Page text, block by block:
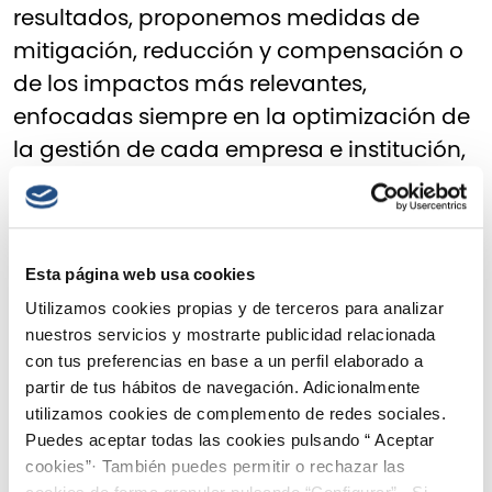
Esta página web usa cookies
Utilizamos cookies propias y de terceros para analizar
nuestros servicios y mostrarte publicidad relacionada
con tus preferencias en base a un perfil elaborado a
partir de tus hábitos de navegación. Adicionalmente
utilizamos cookies de complemento de redes sociales.
Puedes aceptar todas las cookies pulsando “ Aceptar
cookies”· También puedes permitir o rechazar las
resultados, proponemos medidas de
mitigación, reducción y compensación o
de los impactos más relevantes,
enfocadas siempre en la optimización de
la gestión de cada empresa e institución,
siempre cuidando el medio ambiente.
Nuestro propósito: ser
neutros en CO2 en los
desplazamientos
El transporte es una de las principales
fuentes de emisiones de gases de efecto
invernadero y otros gases contaminantes